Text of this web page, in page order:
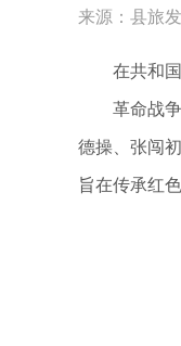
来源：县旅
在共和
革命战
德操、张闯
旨在传承红